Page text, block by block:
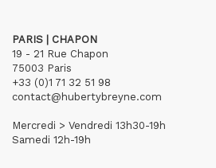
PARIS | CHAPON
19 - 21 Rue Chapon
75003 Paris
+33 (0)1 71 32 51 98
contact@hubertybreyne.com
Mercredi > Vendredi 13h30-19h
Samedi 12h-19h